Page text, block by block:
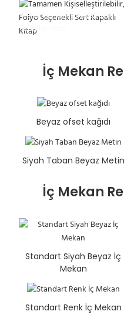
Kenarları sprey boyalı sert
kapaklı kitap
İç Mekan
Beyaz ofset kağıdı
Siyah Taban Beyaz Metin
İç Mekan
Standart Siyah Beyaz İç
Mekan
Standart Renk İç Mekan